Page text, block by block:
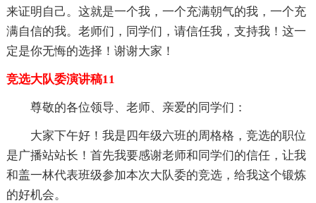
来证明自己。这就是一个我，一个充满朝气的我，一个充
满自信的我。老师们，同学们，请信任我，支持我！这一
定是你无悔的选择！谢谢大家！
竞选大队委演讲稿11
尊敬的各位领导、老师、亲爱的同学们：
大家下午好！我是四年级六班的周格格，竞选的职位
是广播站站长！首先我要感谢老师和同学们的信任，让我
和盖一林代表班级参加本次大队委的竞选，给我这个锻炼
的好机会。